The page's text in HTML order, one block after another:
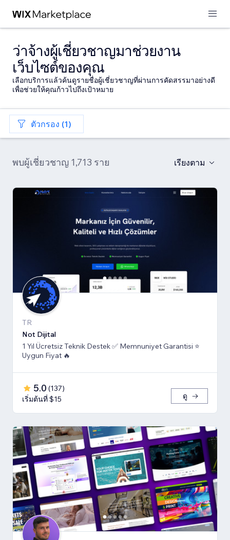
ว่าจ้างผู้เชี่ยวชาญมาช่วยงาน
เว็บไซต์ของคุณ
เลือกบริการแล้วค้นดูรายชื่อผู้เชี่ยวชาญที่ผ่านการคัดสรรมาอย่างดี
เพื่อช่วยให้คุณก้าวไปถึงเป้าหมาย
ตัวกรอง (1)
พบผู้เชี่ยวชาญ 1,713 ราย เรียงตาม
TR
Not Dijital
1 Yıl Ücretsiz Teknik Destek ✅ Memnuniyet Garantisi ⭐
Uygun Fiyat 🔥
5.0 (137)
เริ่มต้นที่ $15
ดู